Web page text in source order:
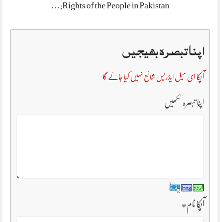
Rights of the People in Pakistan:…
اپنا تبصرہ بھیجیں
آپکا ای میل ایڈریس شائع نہیں کیا جائے گا
اپنا تبصرہ لکھیں
آپکا نام*